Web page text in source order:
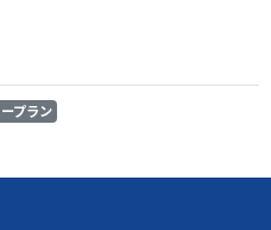
プラン